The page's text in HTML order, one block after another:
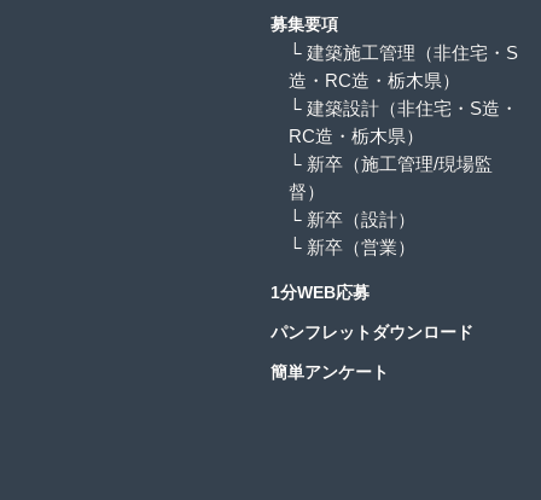
募集要項
└ 建築施工管理（非住宅・S
造・RC造・栃木県）
└ 建築設計（非住宅・S造・
RC造・栃木県）
└ 新卒（施工管理/現場監
督）
└ 新卒（設計）
└ 新卒（営業）
1分WEB応募
パンフレットダウンロード
簡単アンケート